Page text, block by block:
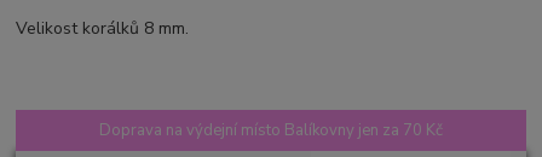
Velikost korálků 8 mm.
Doprava na výdejní místo Balíkovny jen za 70 Kč